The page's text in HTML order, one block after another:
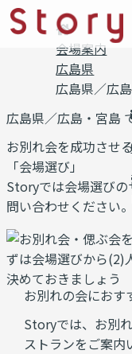
会場案内
広島県
広島県／広
広島県／広島・宮島
お別れ会を成功させ
「会場選び」
Storyでは会場選びの
問い合わせください
お別れの会におす
Storyでは、お別
ストランをご案内